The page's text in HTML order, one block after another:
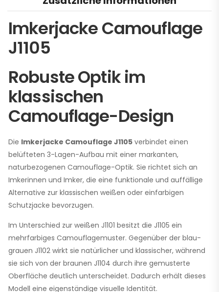
Imkerjacke Camouflage
J1105
Robuste Optik im
klassischen
Camouflage-Design
Die Imkerjacke Camouflage J1105 verbindet einen
belüfteten 3-Lagen-Aufbau mit einer markanten,
naturbezogenen Camouflage-Optik. Sie richtet sich an
Imkerinnen und Imker, die eine funktionale und auffällige
Alternative zur klassischen weißen oder einfarbigen
Schutzjacke bevorzugen.
Im Unterschied zur weißen J1101 besitzt die J1105 ein
mehrfarbiges Camouflagemuster. Gegenüber der blau-
grauen J1102 wirkt sie natürlicher und klassischer, während
sie sich von der braunen J1104 durch ihre gemusterte
Oberfläche deutlich unterscheidet. Dadurch erhält dieses
Modell eine eigenständige visuelle Identität.